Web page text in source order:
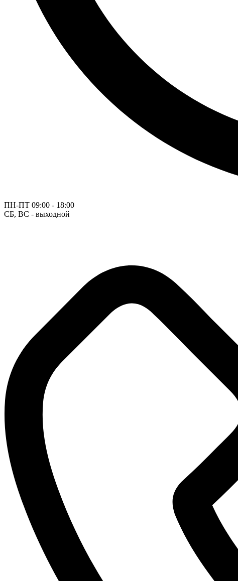
ПН-ПТ 09:00 - 18:00
СБ, ВС - выходной